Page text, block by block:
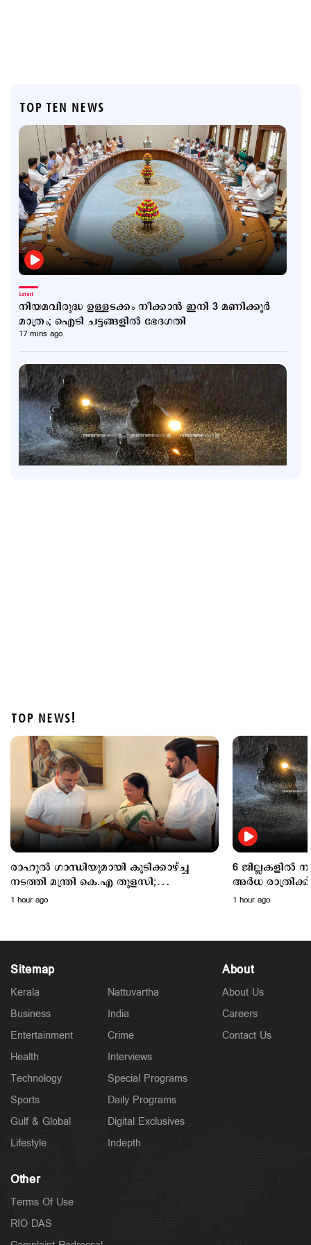
TOP TEN NEWS
Latest
നിയമവിരുദ്ധ ഉള്ളടക്കം നീക്കാൻ ഇനി 3 മണിക്കൂർ
മാത്രം; ഐടി ചട്ടങ്ങളിൽ ഭേദഗതി
17 mins ago
Politics
പ്രധാനമന്ത്രിയുടെ വിദേശയാത്രകൾക്ക് 2021 മുതൽ
ചെലവായത് 557 കോടി രൂപ; കണക്കുകൾ
രാജ്യസഭയിൽ
4 hours ago
സാമൂഹികക്ഷേമ പെൻഷൻ ഇനി ബാങ്ക്
അക്കൗണ്ടിലേക്ക്; സഹകരണ ബാങ്കുകളെ ഒഴിവാക്കി
TOP NEWS!
രാഹുൽ ഗാന്ധിയുമായി കൂടിക്കാഴ്ച്ച
നടത്തി മന്ത്രി കെ.എ തുളസി;
ഓണക്കോടിയും സമ്മാനിച്ചു..
1 hour ago
6 ജില്ലകളിൽ
അര്‍ധ
മഴയ്ക്ക്
1 hour ago
Sitemap
Kerala
Business
Entertainment
Health
Technology
Sports
Gulf & Global
Lifestyle
Nattuvartha
India
Crime
Interviews
Special Programs
Daily Programs
Digital Exclusives
Indepth
About
About Us
Careers
Contact Us
Other
Terms Of Use
RIO DAS